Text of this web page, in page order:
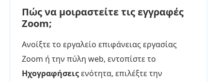
Πώς να μοιραστείτε τις εγγραφές
Zoom;
Ανοίξτε το εργαλείο επιφάνειας εργασίας
Zoom ή την πύλη web, εντοπίστε το
Ηχογραφήσειςενότητα, επιλέξτε την